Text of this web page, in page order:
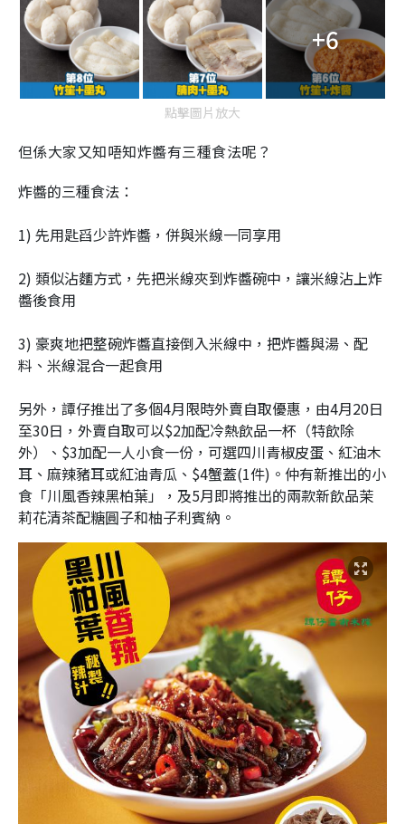
+6
點擊圖片放大
但係大家又知唔知炸醬有三種食法呢？
炸醬的三種食法：
1) 先用匙舀少許炸醬，併與米線一同享用
2) 類似沾麵方式，先把米線夾到炸醬碗中，讓米線沾上炸
醬後食用
3) 豪爽地把整碗炸醬直接倒入米線中，把炸醬與湯、配
料、米線混合一起食用
另外，譚仔推出了多個4月限時外賣自取優惠，由4月20日
至30日，外賣自取可以$2加配冷熱飲品一杯（特飲除
外）、$3加配一人小食一份，可選四川青椒皮蛋、紅油木
耳、麻辣豬耳或紅油青瓜、$4蟹蓋(1件)。仲有新推出的小
食「川風香辣黑柏葉」，及5月即將推出的兩款新飲品茉
莉花清茶配糖圓子和柚子利賓納。